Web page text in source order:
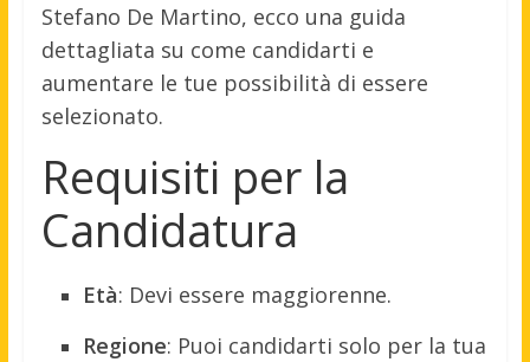
Stefano De Martino, ecco una guida
dettagliata su come candidarti e
aumentare le tue possibilità di essere
selezionato.
Requisiti per la
Candidatura
Età: Devi essere maggiorenne.
Regione: Puoi candidarti solo per la tua